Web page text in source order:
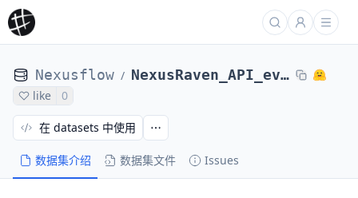
Nexusflow / NexusRaven_API_evaluation
like 0
数据集介绍 数据集文件 Issues
在 datasets 中使用